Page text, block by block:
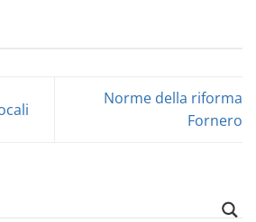
Norme della riforma
Fornero